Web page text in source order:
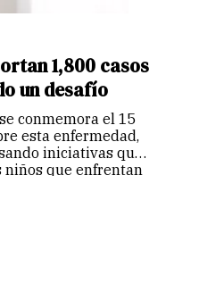
1,800 casos
un desafío
conmemora el 15
esta enfermedad,
iniciativas que
niños que enfrentan